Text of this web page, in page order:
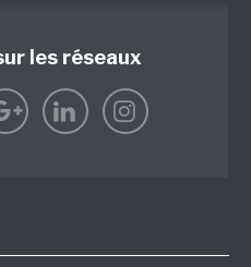
les réseaux